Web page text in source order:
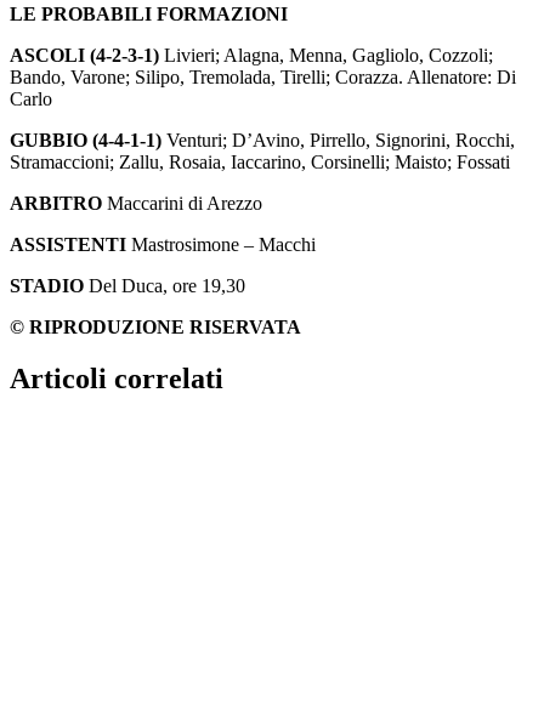
LE PROBABILI FORMAZIONI
ASCOLI (4-2-3-1) Livieri; Alagna, Menna, Gagliolo, Cozzoli;
Bando, Varone; Silipo, Tremolada, Tirelli; Corazza. Allenatore: Di
Carlo
GUBBIO (4-4-1-1) Venturi; D’Avino, Pirrello, Signorini, Rocchi,
Stramaccioni; Zallu, Rosaia, Iaccarino, Corsinelli; Maisto; Fossati
ARBITRO Maccarini di Arezzo
ASSISTENTI Mastrosimone – Macchi
STADIO Del Duca, ore 19,30
© RIPRODUZIONE RISERVATA
Articoli correlati